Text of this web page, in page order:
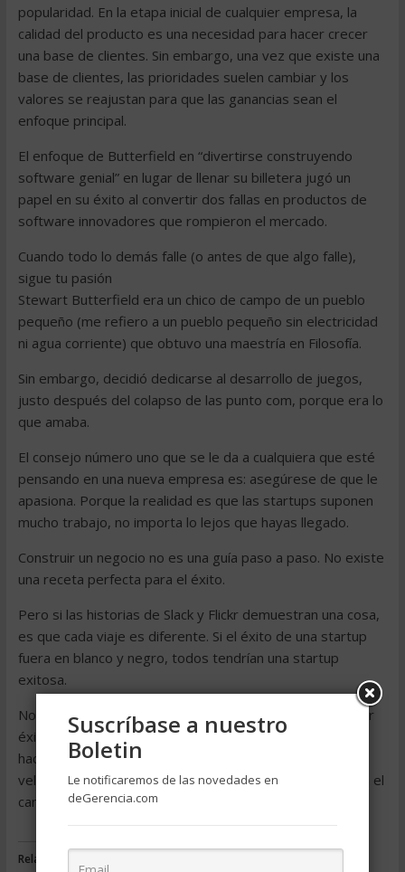
popularidad. En la etapa inicial de cualquier empresa, la
calidad del producto es una necesidad para hacer crecer
una base de clientes. Sin embargo, una vez que existe una
base de clientes, las prioridades suelen cambiar y los
valores se reajustan para que las ganancias sean el
enfoque principal.
El enfoque de Butterfield en “divertirse construyendo
software genial” en lugar de llenar su billetera jugó un
papel en su éxito al convertir dos fallas en productos de
software innovadores que rompieron el mercado.
Cuando todo lo demás falle (o antes de que algo falle),
sigue tu pasión
Stewart Butterfield era un chico de campo de un pueblo
pequeño (me refiero a un pueblo pequeño sin electricidad
ni agua corriente) que obtuvo una maestría en Filosofía.
Sin embargo, decidió dedicarse al desarrollo de juegos,
justo después del colapso de las punto com, porque era lo
que amaba.
El consejo número uno que se le da a cualquiera que esté
pensando en una nueva empresa es: asegúrese de que le
apasiona. Porque la realidad es que las startups suponen
mucho trabajo, no importa lo lejos que hayas llegado.
Construir un negocio no es una guía paso a paso. No existe
una receta perfecta para el éxito.
Pero si las historias de Slack y Flickr demuestran una cosa,
es que cada viaje es diferente. Si el éxito de una startup
fuera en blanco y negro, todos tendrían una startup
exitosa.
No puedes aprender a menos que falles. No puede tener
éxito hasta que haya aprendido. El fracaso es el camino
hacia el éxito. Es posible que haya algunos golpes de
velocidad, giros inesperados y giros de último minuto en el
camino.
Relacionado
Suscríbase a nuestro
Boletin
Le notificaremos de las novedades en
deGerencia.com